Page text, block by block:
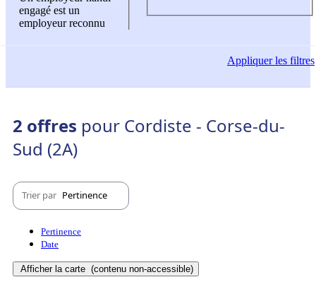
engagé est un
employeur reconnu
Appliquerles filtres
2 offres pour Cordiste - Corse-du-
Sud (2A)
Trier par Pertinence
Pertinence
Date
Afficher la carte (contenu non-accessible)